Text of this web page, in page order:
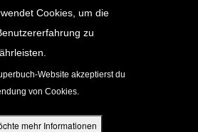
Cookies, um die
zu
Website akzeptierst du
von Cookies.
mehr Informationen